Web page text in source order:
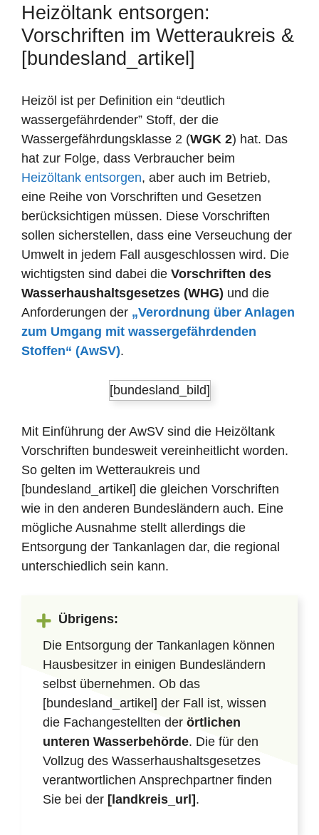
Heizöltank entsorgen:
Vorschriften im Wetteraukreis &
[bundesland_artikel]
Heizöl ist per Definition ein “deutlich
wassergefährdender” Stoff, der die
Wassergefährdungsklasse 2 (WGK 2) hat. Das
hat zur Folge, dass Verbraucher beim
Heizöltank entsorgen, aber auch im Betrieb,
eine Reihe von Vorschriften und Gesetzen
berücksichtigen müssen. Diese Vorschriften
sollen sicherstellen, dass eine Verseuchung der
Umwelt in jedem Fall ausgeschlossen wird. Die
wichtigsten sind dabei die Vorschriften des
Wasserhaushaltsgesetzes (WHG) und die
Anforderungen der „Verordnung über Anlagen
zum Umgang mit wassergefährdenden
Stoffen“ (AwSV).
[bundesland_bild]
Mit Einführung der AwSV sind die Heizöltank
Vorschriften bundesweit vereinheitlicht worden.
So gelten im Wetteraukreis und
[bundesland_artikel] die gleichen Vorschriften
wie in den anderen Bundesländern auch. Eine
mögliche Ausnahme stellt allerdings die
Entsorgung der Tankanlagen dar, die regional
unterschiedlich sein kann.
Übrigens:
Die Entsorgung der Tankanlagen können
Hausbesitzer in einigen Bundesländern
selbst übernehmen. Ob das
[bundesland_artikel] der Fall ist, wissen
die Fachangestellten der örtlichen
unteren Wasserbehörde. Die für den
Vollzug des Wasserhaushaltsgesetzes
verantwortlichen Ansprechpartner finden
Sie bei der [landkreis_url] .